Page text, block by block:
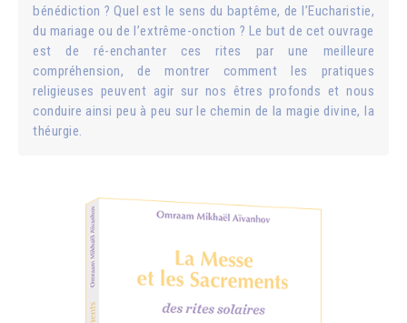
bénédiction ? Quel est le sens du baptême, de l’Eucharistie,
du mariage ou de l’extrême-onction ? Le but de cet ouvrage
est de ré-enchanter ces rites par une meilleure
compréhension, de montrer comment les pratiques
religieuses peuvent agir sur nos êtres profonds et nous
conduire ainsi peu à peu sur le chemin de la magie divine, la
théurgie.